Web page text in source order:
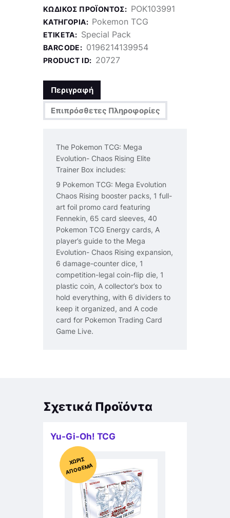
ΚΩΔΙΚΌΣ ΠΡΟΪΌΝΤΟΣ: POK103991
ΚΑΤΗΓΟΡΊΑ: Pokemon TCG
ΕΤΙΚΈΤΑ: Special Pack
BARCODE: 0196214139954
PRODUCT ID: 20727
Περιγραφή
Επιπρόσθετες Πληροφορίες
The Pokemon TCG: Mega
Evolution- Chaos Rising Elite
Trainer Box includes:
9 Pokemon TCG: Mega Evolution
Chaos Rising booster packs, 1 full-
art foil promo card featuring
Fennekin, 65 card sleeves, 40
Pokemon TCG Energy cards, A
player’s guide to the Mega
Evolution- Chaos Rising expansion,
6 damage-counter dice, 1
competition-legal coin-flip die, 1
plastic coin, A collector’s box to
hold everything, with 6 dividers to
keep it organized, and A code
card for Pokemon Trading Card
Game Live.
Σχετικά Προϊόντα
Yu-Gi-Oh! TCG
Χ
ΩΡΊΣ
Α
Π
Ό
ΘΕ
ΜΑ